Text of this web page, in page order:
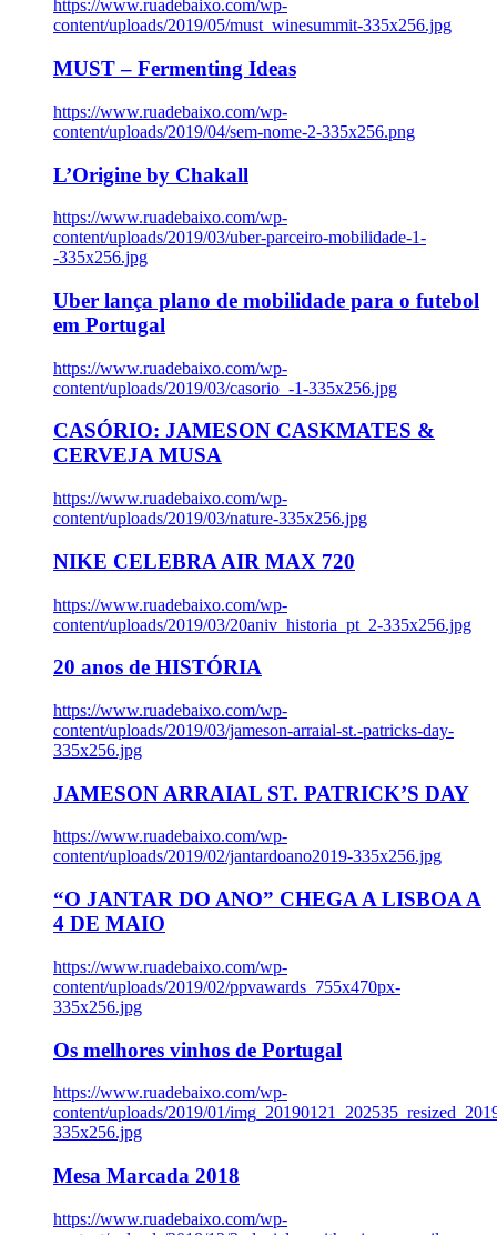
https://www.ruadebaixo.com/wp-
content/uploads/2019/05/must_winesummit-335x256.jpg
MUST – Fermenting Ideas
https://www.ruadebaixo.com/wp-
content/uploads/2019/04/sem-nome-2-335x256.png
L’Origine by Chakall
https://www.ruadebaixo.com/wp-
content/uploads/2019/03/uber-parceiro-mobilidade-1-
-335x256.jpg
Uber lança plano de mobilidade para o futebol
em Portugal
https://www.ruadebaixo.com/wp-
content/uploads/2019/03/casorio_-1-335x256.jpg
CASÓRIO: JAMESON CASKMATES &
CERVEJA MUSA
https://www.ruadebaixo.com/wp-
content/uploads/2019/03/nature-335x256.jpg
NIKE CELEBRA AIR MAX 720
https://www.ruadebaixo.com/wp-
content/uploads/2019/03/20aniv_historia_pt_2-335x256.jpg
20 anos de HISTÓRIA
https://www.ruadebaixo.com/wp-
content/uploads/2019/03/jameson-arraial-st.-patricks-day-
335x256.jpg
JAMESON ARRAIAL ST. PATRICK’S DAY
https://www.ruadebaixo.com/wp-
content/uploads/2019/02/jantardoano2019-335x256.jpg
“O JANTAR DO ANO” CHEGA A LISBOA A
4 DE MAIO
https://www.ruadebaixo.com/wp-
content/uploads/2019/02/ppvawards_755x470px-
335x256.jpg
Os melhores vinhos de Portugal
https://www.ruadebaixo.com/wp-
content/uploads/2019/01/
335x256.jpg
Mesa Marcada 2018
https://www.ruadebaixo.com/wp-